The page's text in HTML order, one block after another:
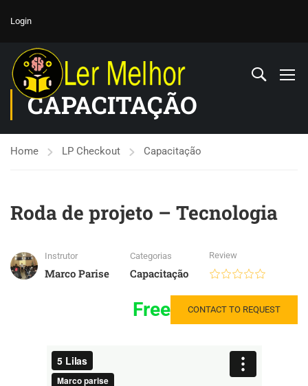
Login
CAPACITAÇÃO
Home LP Checkout Capacitação
Roda de projeto – Tecnologia
Instrutor
Marco Parise
Categorias
Capacitação
Review
Free CONTACT TO REQUEST